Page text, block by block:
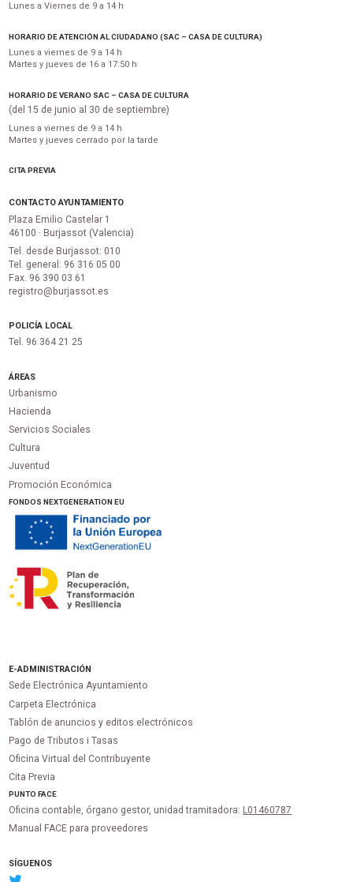
Lunes a Viernes de 9 a 14 h
HORARIO DE ATENCIÓN AL CIUDADANO (SAC – CASA DE CULTURA)
Lunes a viernes de 9 a 14 h
Martes y jueves de 16 a 17:50 h
HORARIO DE VERANO SAC – CASA DE CULTURA
(del 15 de junio al 30 de septiembre)
Lunes a viernes de 9 a 14 h
Martes y jueves cerrado por la tarde
CITA PREVIA
CONTACTO AYUNTAMIENTO
Plaza Emilio Castelar 1
46100 · Burjassot (Valencia)
Tel. desde Burjassot: 010
Tel. general: 96 316 05 00
Fax. 96 390 03 61
registro@burjassot.es
POLICÍA LOCAL
Tel. 96 364 21 25
ÁREAS
Urbanismo
Hacienda
Servicios Sociales
Cultura
Juventud
Promoción Económica
FONDOS NEXTGENERATION EU
E-ADMINISTRACIÓN
Sede Electrónica Ayuntamiento
Carpeta Electrónica
Tablón de anuncios y editos electrónicos
Pago de Tributos i Tasas
Oficina Virtual del Contribuyente
Cita Previa
PUNTOFACE
Oficina contable, órgano gestor, unidad tramitadora: L01460787
Manual FACE para proveedores
SÍGUENOS